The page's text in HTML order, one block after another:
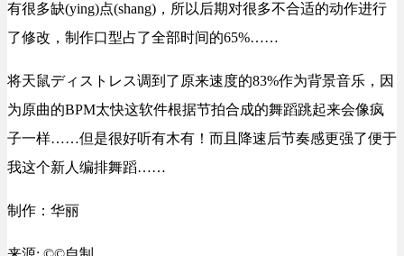
有很多缺(ying)点(shang)，所以后期对很多不合适的动作进行
了修改，制作口型占了全部时间的65%……
将天鼠ディストレス调到了原来速度的83%作为背景音乐，因
为原曲的BPM太快这软件根据节拍合成的舞蹈跳起来会像疯
子一样……但是很好听有木有！而且降速后节奏感更强了便于
我这个新人编排舞蹈……
制作：华丽